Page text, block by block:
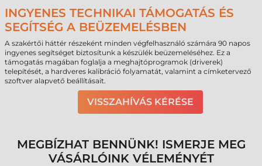
INGYENES TECHNIKAI TÁMOGATÁS ÉS
SEGÍTSÉG A BEÜZEMELÉSBEN
A szakértői háttér részeként minden végfelhasználó számára 90 napos
ingyenes segítséget biztosítunk a készülék beüzemeléséhez. Ez a
támogatás magában foglalja a meghajtóprogramok (driverek)
telepítését, a hardveres kalibráció folyamatát, valamint a címketervező
szoftver alapvető beállításait.
VISSZAHÍVÁS KÉRÉSE
MEGBÍZHAT BENNÜNK! ISMERJE MEG
VÁSÁRLÓINK VÉLEMÉNYÉT